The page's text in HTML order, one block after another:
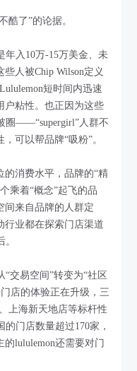
酷了”的论据。
年入10万-15万美金、未
人被Chip Wilson定义
短时间内迅速
户粘性。也正因为这些
圈——“supergirl”人群不
可以帮品牌“吸粉”。
的消费水平，品牌的“精
乘着“概念”起飞的品
间来自品牌的人群定
行业都在探索门店渠道
交易空间”转变为“社区
店的体验正在升级，三
上海新天地店等标杆性
门店数量超过170家，
lululemon还需要对门